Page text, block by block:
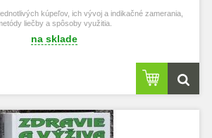
kúpeľov, ich vývoj a indikačné zamerania,
liečby a spôsoby využitia.
na sklade